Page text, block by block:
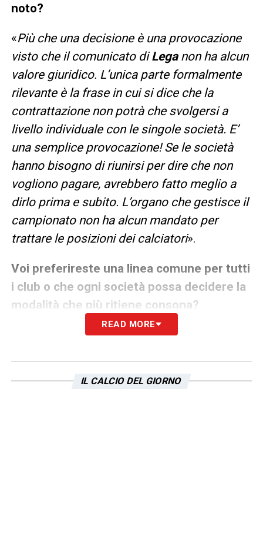
noto?
«Più che una decisione è una provocazione
visto che il comunicato diLeganon ha alcun
valore giuridico. L’unica parte formalmente
rilevante è la frase in cui si dice che la
contrattazione non potrà che svolgersi a
livello individuale con le singole società. E’
una semplice provocazione! Se le società
hanno bisogno di riunirsi per dire che non
vogliono pagare, avrebbero fatto meglio a
dirlo prima e subito. L’organo che gestisce il
campionato non ha alcun mandato per
trattare le posizioni dei calciatori».
Voi preferireste una linea comune per tutti
i club o che ogni società possa decidere la
modalità che più ritiene consona?
No, non può esistere una linea comune
che non hanno giocatori in scadenza di
READ MORE
IL CALCIO DEL GIORNO